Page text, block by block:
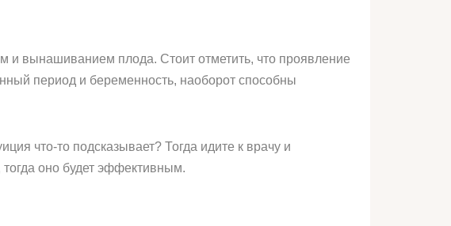
и вынашиванием плода. Стоит отметить, что проявление
период и беременность, наоборот способны
что-то подсказывает? Тогда идите к врачу и
тогда оно будет эффективным.